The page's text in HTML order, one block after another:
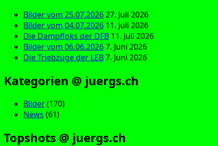
Bilder vom 25.07.202627. Juli 2026
Bilder vom 04.07.2026 11. Juli 2026
Die Dampfloks der DFB 11. Juli 2026
Bilder vom 06.06.20267. Juni 2026
Die Triebzüge der LEB7. Juni 2026
Kategorien @ juergs.ch
Bilder(170)
News (61)
Topshots @ juergs.ch